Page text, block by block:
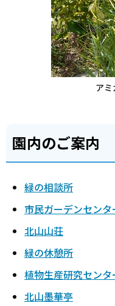
アミ
園内のご案内
緑の相談所
市民ガーデンセンタ
北山山荘
緑の休憩所
植物生産研究センタ
北山墨華亭